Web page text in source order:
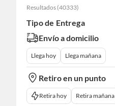
Resultados (40333)
Tipo de Entrega
Envío a domicilio
Llega hoy Llega mañana
Retiro en un punto
Retira hoy Retira mañana